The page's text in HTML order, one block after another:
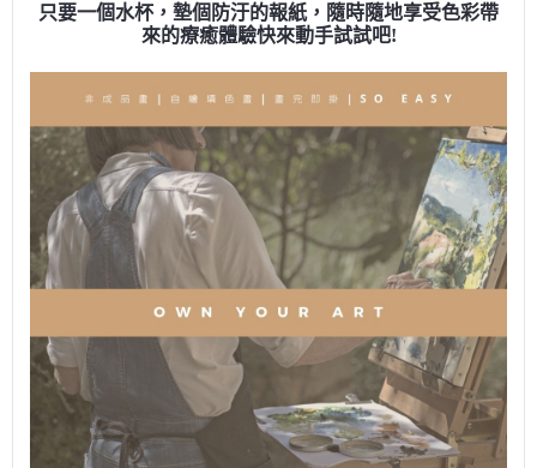
只要一個水杯，墊個防汙的報紙，隨時隨地享受色彩帶
來的療癒體驗快來動手試試吧!